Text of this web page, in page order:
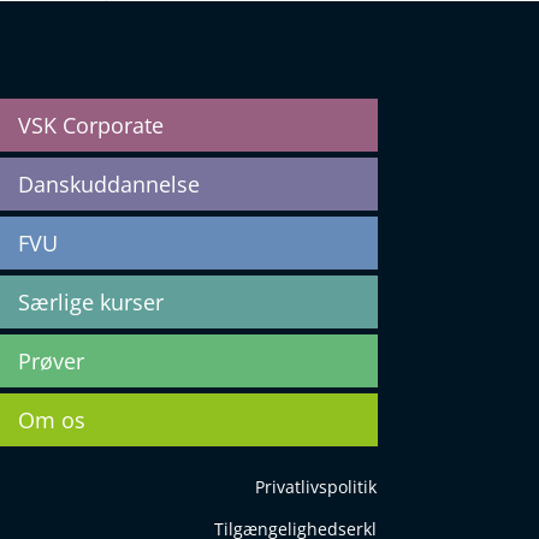
VSK Corporate
Danskuddannelse
FVU
Særlige kurser
Prøver
Om os
Privatlivspolitik
Tilgængelighedserkl